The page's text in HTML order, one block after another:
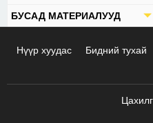
БУСАД МАТЕРИАЛУУД
Нүүр хуудас Бидний тухай